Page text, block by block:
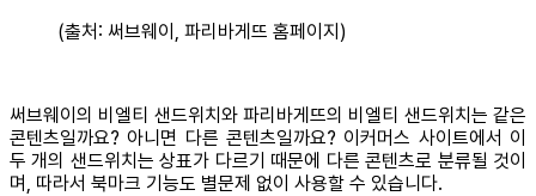
(출처: 써브웨이, 파리바게뜨 홈페이지)
써브웨이의 비엘티 샌드위치와 파리바게뜨의 비엘티 샌드위치는 같은
콘텐츠일까요? 아니면 다른 콘텐츠일까요? 이커머스 사이트에서 이
두 개의 샌드위치는 상표가 다르기 때문에 다른 콘텐츠로 분류될 것이
며, 따라서 북마크 기능도 별문제 없이 사용할 수 있습니다.